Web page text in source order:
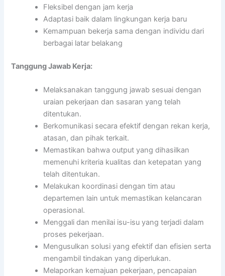
Fleksibel dengan jam kerja
Adaptasi baik dalam lingkungan kerja baru
Kemampuan bekerja sama dengan individu dari
berbagai latar belakang
Tanggung Jawab Kerja:
Melaksanakan tanggung jawab sesuai dengan
uraian pekerjaan dan sasaran yang telah
ditentukan.
Berkomunikasi secara efektif dengan rekan kerja,
atasan, dan pihak terkait.
Memastikan bahwa output yang dihasilkan
memenuhi kriteria kualitas dan ketepatan yang
telah ditentukan.
Melakukan koordinasi dengan tim atau
departemen lain untuk memastikan kelancaran
operasional.
Menggali dan menilai isu-isu yang terjadi dalam
proses pekerjaan.
Mengusulkan solusi yang efektif dan efisien serta
mengambil tindakan yang diperlukan.
Melaporkan kemajuan pekerjaan, pencapaian